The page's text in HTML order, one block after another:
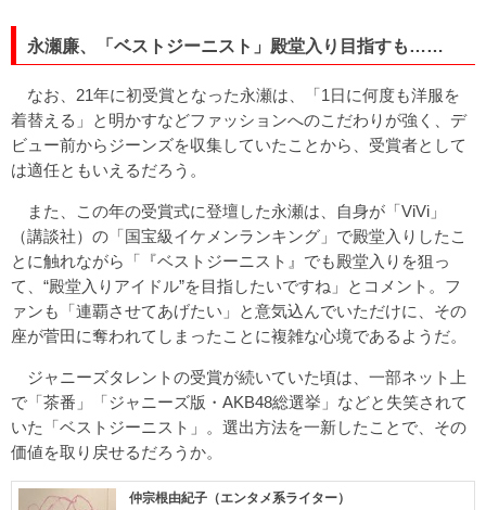
永瀬廉、「ベストジーニスト」殿堂入り目指すも……
なお、21年に初受賞となった永瀬は、「1日に何度も洋服を
着替える」と明かすなどファッションへのこだわりが強く、デ
ビュー前からジーンズを収集していたことから、受賞者として
は適任ともいえるだろう。
また、この年の受賞式に登壇した永瀬は、自身が「ViVi」
（講談社）の「国宝級イケメンランキング」で殿堂入りしたこ
とに触れながら「『ベストジーニスト』でも殿堂入りを狙っ
て、“殿堂入りアイドル”を目指したいですね」とコメント。フ
ァンも「連覇させてあげたい」と意気込んでいただけに、その
座が菅田に奪われてしまったことに複雑な心境であるようだ。
ジャニーズタレントの受賞が続いていた頃は、一部ネット上
で「茶番」「ジャニーズ版・AKB48総選挙」などと失笑されて
いた「ベストジーニスト」。選出方法を一新したことで、その
価値を取り戻せるだろうか。
仲宗根由紀子（エンタメ系ライター）